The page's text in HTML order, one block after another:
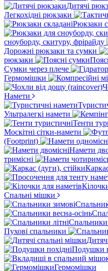
Дитячі
Легкохідні рюкзаки
Рюкзаки
сноуборду, скитуру, фрірайду
Дорожні рюкзаки та сумки
рюкзаки
Сумки через плече
Гермомішки
Намети
Ультралегкі намети
Тенти
Москітні сітки-намети
(Footprint)
Намети
тримісні
Спальні мішки
Спальники
Пухові спальники
Подушки
Гермомішки